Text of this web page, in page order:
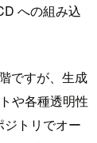
への組み込
ですが、生成
や各種透明性
ジトリでオー